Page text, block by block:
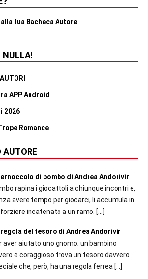
tua Bacheca Autore
NULLA!
APP Android
2026
Romance
AUTORE
di bombo di Andrea Andorivìr
rapina i giocattoli a chiunque incontri e,
avere tempo per giocarci, li accumula in
incatenato a un ramo. […]
regola del tesoro di Andrea Andorivir
aver aiutato uno gnomo, un bambino
e coraggioso trova un tesoro davvero
che, però, ha una regola ferrea […]